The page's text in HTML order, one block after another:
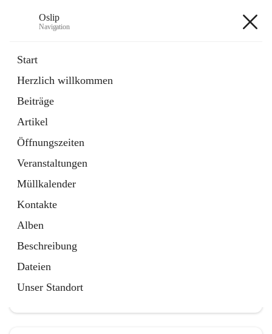
Oslip
Navigation
Start
Herzlich willkommen
Beiträge
Artikel
Öffnungszeiten
Veranstaltungen
Müllkalender
Kontakte
Alben
Beschreibung
Dateien
Unser Standort
Externe Webseite
in
Tab
Bundeskanzleramt Österreich
Externe Webseite
öffnet
in
neuem
Tab